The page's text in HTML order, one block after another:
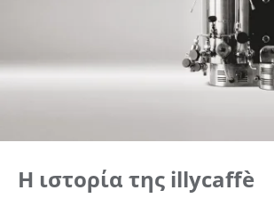
Η ιστορία της illycaffè